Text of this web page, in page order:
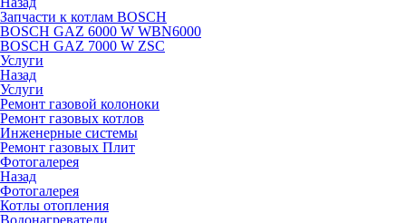
Запчасти к котлам BOSCH
BOSCH GAZ 6000 W WBN6000
BOSCH GAZ 7000 W ZSC
Услуги
Назад
Услуги
Ремонт газовой колоноки
Ремонт газовых котлов
Инженерные системы
Ремонт газовых Плит
Фотогалерея
Назад
Фотогалерея
Котлы отопления
Водонагреватели